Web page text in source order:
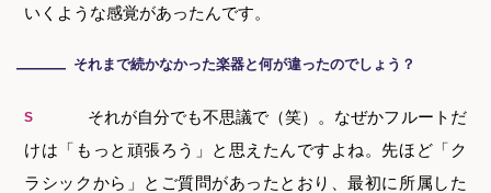
いくような感覚があったんです。
― それまで続かなかった楽器と何が違ったのでしょう？
S
それが自分でも不思議で（笑）。なぜかフルートだ
けは「もっと頑張ろう」と思えたんですよね。先ほど「ク
ラシックから」とご質問があったとおり、最初に所属した